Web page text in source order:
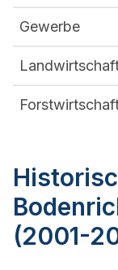
Gewerbe
(2001-